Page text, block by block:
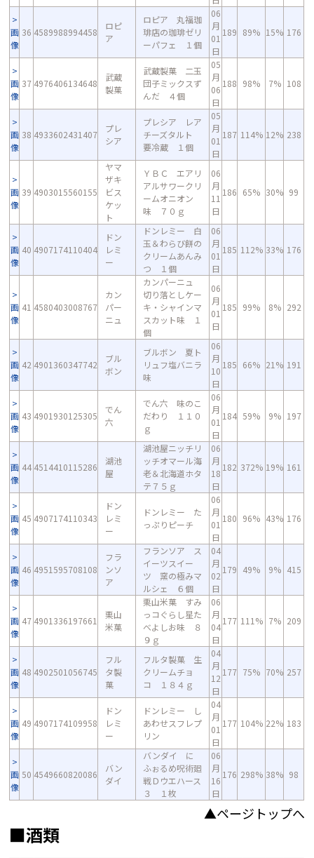
画
像
36 4589988994458
ロピ
ア
ロピア 丸福珈
琲店の珈琲ゼリ
ーパフェ １個
06
月
01
日
189 89% 15% 176
画
像
37 4976406134648
武蔵
製菓
武蔵製菓 二玉
団子ミックスず
んだ ４個
05
月
06
日
188 98% 7% 108
画
像
38 4933602431407
プレ
シア
プレシア レア
チーズタルト
要冷蔵 １個
05
月
01
日
187 114% 12% 238
画
像
39 4903015560155
ヤマ
ザキ
ビス
ケッ
ト
ＹＢＣ エアリ
アルサワークリ
ームオニオン
味 ７０ｇ
06
月
11
日
186 65% 30% 99
画
像
40 4907174110404
ドン
レミ
ー
ドンレミー 白
玉＆わらび餅の
クリームあんみ
つ １個
06
月
01
日
185 112% 33% 176
画
像
41 4580403008767
カン
パー
ニュ
カンパーニュ
切り落としケー
キ・シャインマ
スカット味 １
個
06
月
01
日
185 99% 8% 292
画
像
42 4901360347742
ブル
ボン
ブルボン 夏ト
リュフ塩バニラ
味
06
月
10
日
185 66% 21% 191
画
像
43 4901930125305
でん
六
でん六 味のこ
だわり １１０
ｇ
06
月
01
日
184 59% 9% 197
画
像
44 4514410115286
湖池
屋
湖池屋ニッチリ
ッチオマール海
老＆北海道ホタ
テ７５ｇ
06
月
18
日
182 372% 19% 161
画
像
45 4907174110343
ドン
レミ
ー
ドンレミー た
っぷりピーチ
06
月
01
日
180 96% 43% 176
画
像
46 4951595708108
フラ
ンソ
ア
フランソア ス
イーツスイー
ツ 窯の極みマ
ルシェ ６個
04
月
02
日
179 49% 9% 415
画
像
47 4901336197661
栗山
米菓
栗山米菓 すみ
っコぐらし星た
べよしお味 ８
９ｇ
06
月
04
日
177 111% 7% 209
画
像
48 4902501056745
フル
タ製
菓
フルタ製菓 生
クリームチョ
コ １８４ｇ
04
月
12
日
177 75% 70% 257
画
像
49 4907174109958
ドン
レミ
ー
ドンレミー し
あわせスフレプ
リン
04
月
01
日
177 104% 22% 183
画
像
50 4549660820086
バン
ダイ
バンダイ に
ふぉるめ呪術廻
戦Ｄウエハース
３ １枚
06
月
16
日
176 298% 38% 98
▲ページトップへ
■酒類